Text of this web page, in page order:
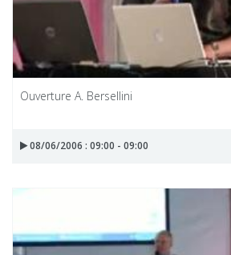
Ouverture A. Bersellini
08/06/2006 : 09:00 - 09:00